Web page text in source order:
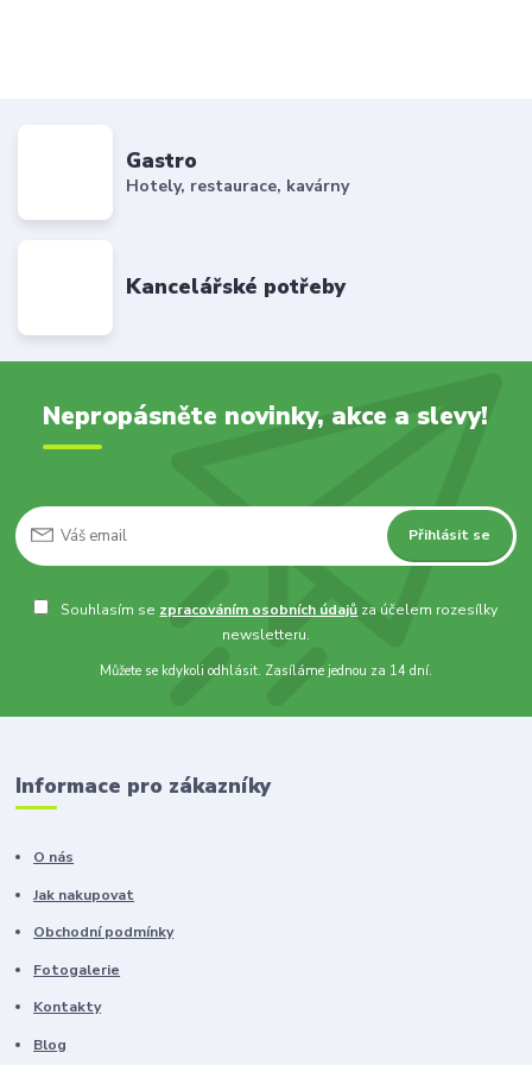
Gastro
Hotely, restaurace, kavárny
Kancelářské potřeby
Nepropásněte novinky, akce a slevy!
Přihlásit se
Souhlasím se zpracováním osobních údajů za účelem rozesílky
newsletteru.
Můžete se kdykoli odhlásit. Zasíláme jednou za 14 dní.
Informace pro zákazníky
O nás
Jak nakupovat
Obchodní podmínky
Fotogalerie
Kontakty
Blog